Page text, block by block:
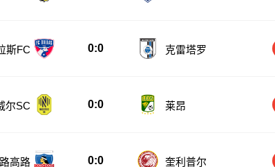
斯FC 0:0 克雷塔罗
尔SC 0:0 莱昂
高路 0:0 奎利普尔